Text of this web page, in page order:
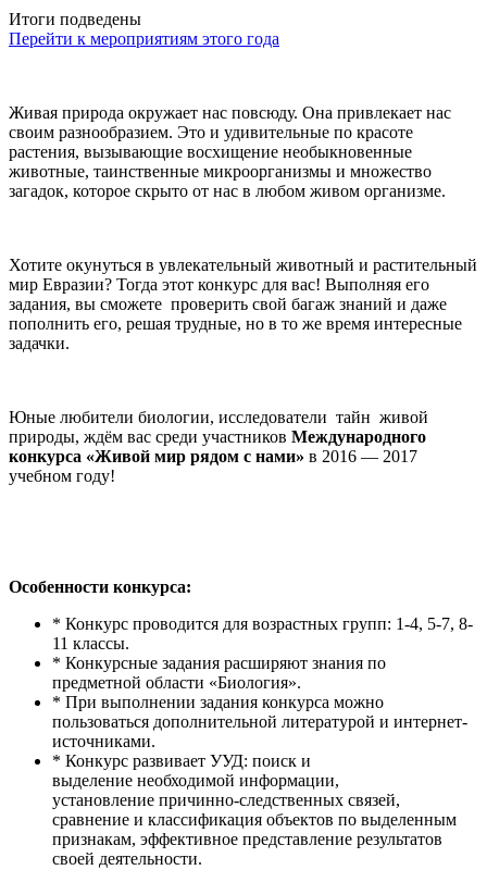
Итоги подведены
Перейти к мероприятиям этого года
Живая природа окружает нас повсюду. Она привлекает нас
своим разнообразием. Это и удивительные по красоте
растения, вызывающие восхищение необыкновенные
животные, таинственные микроорганизмы и множество
загадок, которое скрыто от нас в любом живом организме.
Хотите окунуться в увлекательный животный и растительный
мир Евразии? Тогда этот конкурс для вас! Выполняя его
задания, вы сможете проверить свой багаж знаний и даже
пополнить его, решая трудные, но в то же время интересные
задачки.
Юные любители биологии, исследователи тайн живой
природы, ждём вас среди участников Международного
конкурса «Живой мир рядом с нами» в 2016 — 2017
учебном году!
Особенности конкурса:
* Конкурс проводится для возрастных групп: 1-4, 5-7, 8-
11 классы.
* Конкурсные задания расширяют знания по
предметной области «Биология».
* При выполнении задания конкурса можно
пользоваться дополнительной литературой и интернет-
источниками.
* Конкурс развивает УУД: поиск и
выделение необходимой информации,
установление причинно-следственных связей,
сравнение и классификация объектов по выделенным
признакам, эффективное представление результатов
своей деятельности.